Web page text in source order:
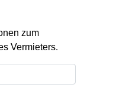
zum
Vermieters.